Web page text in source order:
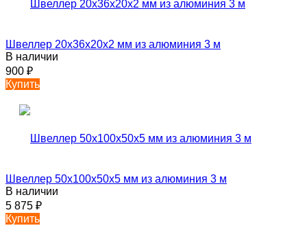
Швеллер 20х36х20х2 мм из алюминия 3 м
В наличии
900 ₽
Купить
Швеллер 50х100х50х5 мм из алюминия 3 м
В наличии
5 875 ₽
Купить